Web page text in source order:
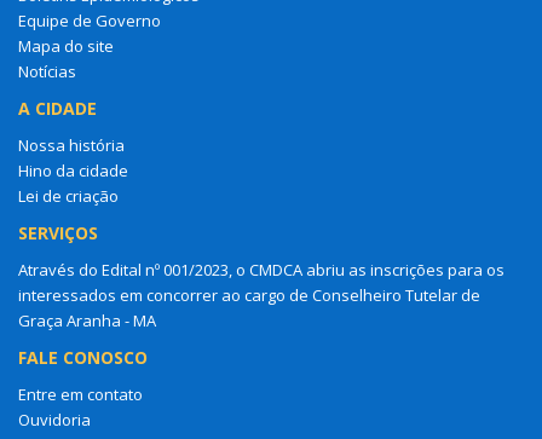
Equipe de Governo
Mapa do site
Notícias
A CIDADE
Nossa história
Hino da cidade
Lei de criação
SERVIÇOS
Através do Edital nº 001/2023, o CMDCA abriu as inscrições para os
interessados em concorrer ao cargo de Conselheiro Tutelar de
Graça Aranha - MA
FALE CONOSCO
Entre em contato
Ouvidoria